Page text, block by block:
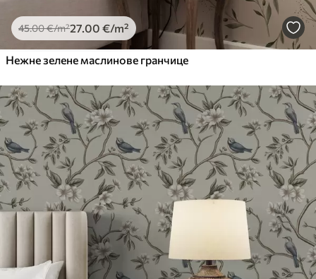
45.00€/m²27.00 €/m²
Нежне зелене маслинове гранчице